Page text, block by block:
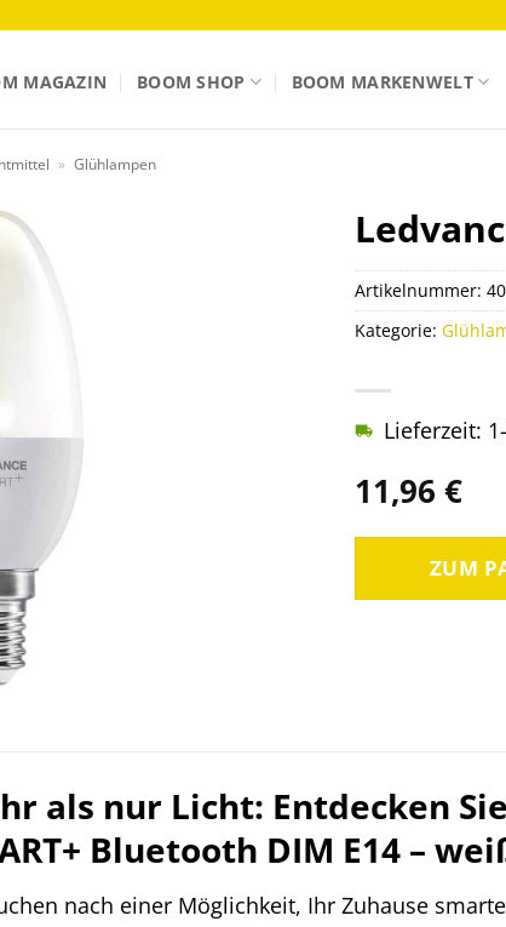
MAGAZIN BOOM SHOP BOOM MARKENWELT
» Glühlampen
11,96 €
Lieferzeit:
ZUM
Artikelnummer:
Kategorie:
als nur Licht: Entdecken
Bluetooth DIM E14 –
nach einer Möglichkeit, Ihr Zuhause